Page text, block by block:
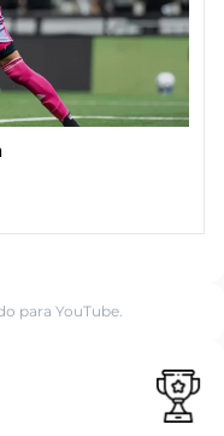
para YouTube.